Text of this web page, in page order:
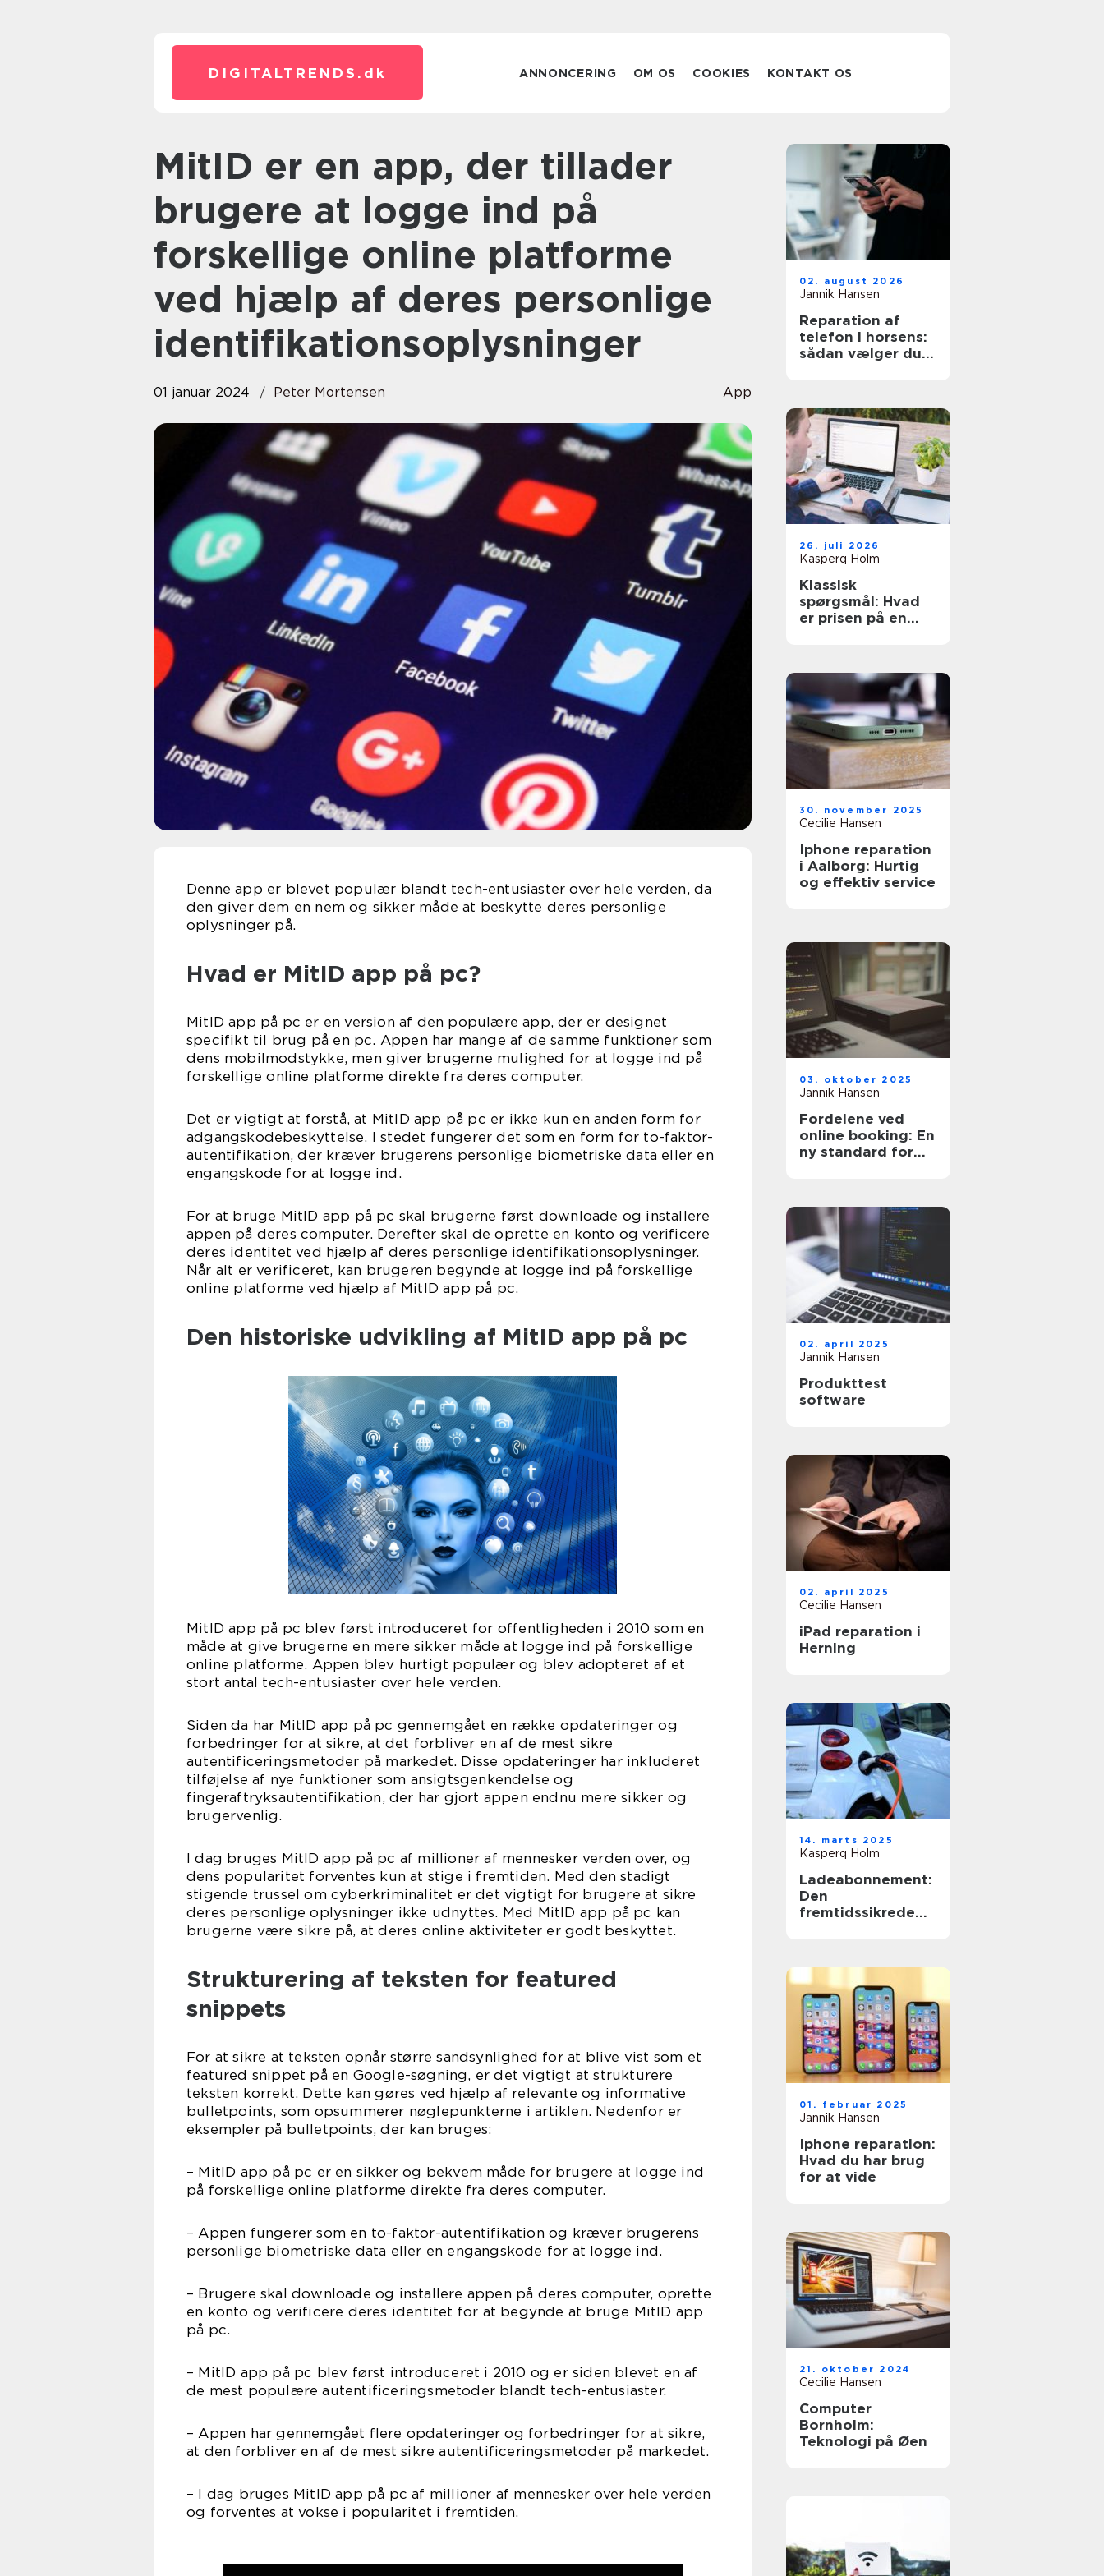
DIGITALTRENDS. dk ANNONCERING OM OS COOKIES KONTAKT OS
MitID er en app, der tillader
brugere at logge ind på
forskellige online platforme
ved hjælp af deres personlige
identifikationsoplysninger
01 januar 2024 Peter Mortensen App
Denne app er blevet populær blandt tech-entusiaster over hele verden, da
den giver dem en nem og sikker måde at beskytte deres personlige
oplysninger på.
Hvad er MitID app på pc?
MitID app på pc er en version af den populære app, der er designet
specifikt til brug på en pc. Appen har mange af de samme funktioner som
dens mobilmodstykke, men giver brugerne mulighed for at logge ind på
forskellige online platforme direkte fra deres computer.
Det er vigtigt at forstå, at MitID app på pc er ikke kun en anden form for
adgangskodebeskyttelse. I stedet fungerer det som en form for to-faktor-
autentifikation, der kræver brugerens personlige biometriske data eller en
engangskode for at logge ind.
For at bruge MitID app på pc skal brugerne først downloade og installere
appen på deres computer. Derefter skal de oprette en konto og verificere
deres identitet ved hjælp af deres personlige identifikationsoplysninger.
Når alt er verificeret, kan brugeren begynde at logge ind på forskellige
online platforme ved hjælp af MitID app på pc.
Den historiske udvikling af MitID app på pc
MitID app på pc blev først introduceret for offentligheden i 2010 som en
måde at give brugerne en mere sikker måde at logge ind på forskellige
online platforme. Appen blev hurtigt populær og blev adopteret af et
stort antal tech-entusiaster over hele verden.
Siden da har MitID app på pc gennemgået en række opdateringer og
forbedringer for at sikre, at det forbliver en af de mest sikre
autentificeringsmetoder på markedet. Disse opdateringer har inkluderet
tilføjelse af nye funktioner som ansigtsgenkendelse og
fingeraftryksautentifikation, der har gjort appen endnu mere sikker og
brugervenlig.
I dag bruges MitID app på pc af millioner af mennesker verden over, og
dens popularitet forventes kun at stige i fremtiden. Med den stadigt
stigende trussel om cyberkriminalitet er det vigtigt for brugere at sikre
deres personlige oplysninger ikke udnyttes. Med MitID app på pc kan
brugerne være sikre på, at deres online aktiviteter er godt beskyttet.
Strukturering af teksten for featured
snippets
For at sikre at teksten opnår større sandsynlighed for at blive vist som et
featured snippet på en Google-søgning, er det vigtigt at strukturere
teksten korrekt. Dette kan gøres ved hjælp af relevante og informative
bulletpoints, som opsummerer nøglepunkterne i artiklen. Nedenfor er
eksempler på bulletpoints, der kan bruges:
– MitID app på pc er en sikker og bekvem måde for brugere at logge ind
på forskellige online platforme direkte fra deres computer.
– Appen fungerer som en to-faktor-autentifikation og kræver brugerens
personlige biometriske data eller en engangskode for at logge ind.
– Brugere skal downloade og installere appen på deres computer, oprette
en konto og verificere deres identitet for at begynde at bruge MitID app
på pc.
– MitID app på pc blev først introduceret i 2010 og er siden blevet en af
de mest populære autentificeringsmetoder blandt tech-entusiaster.
– Appen har gennemgået flere opdateringer og forbedringer for at sikre,
at den forbliver en af de mest sikre autentificeringsmetoder på markedet.
– I dag bruges MitID app på pc af millioner af mennesker over hele verden
og forventes at vokse i popularitet i fremtiden.
02. august 2026
Jannik Hansen
Reparation af
telefon i horsens:
sådan vælger du
26. juli 2026
Kasperq Holm
Klassisk
spørgsmål: Hvad
er prisen på en
30. november 2025
Cecilie Hansen
Iphone reparation
i Aalborg: Hurtig
og effektiv service
03. oktober 2025
Jannik Hansen
Fordelene ved
online booking: En
ny standard for
02. april 2025
Jannik Hansen
Produkttest
software
02. april 2025
Cecilie Hansen
iPad reparation i
Herning
14. marts 2025
Kasperq Holm
Ladeabonnement:
Den
fremtidssikrede
01. februar 2025
Jannik Hansen
Iphone reparation:
Hvad du har brug
for at vide
21. oktober 2024
Cecilie Hansen
Computer
Bornholm:
Teknologi på Øen